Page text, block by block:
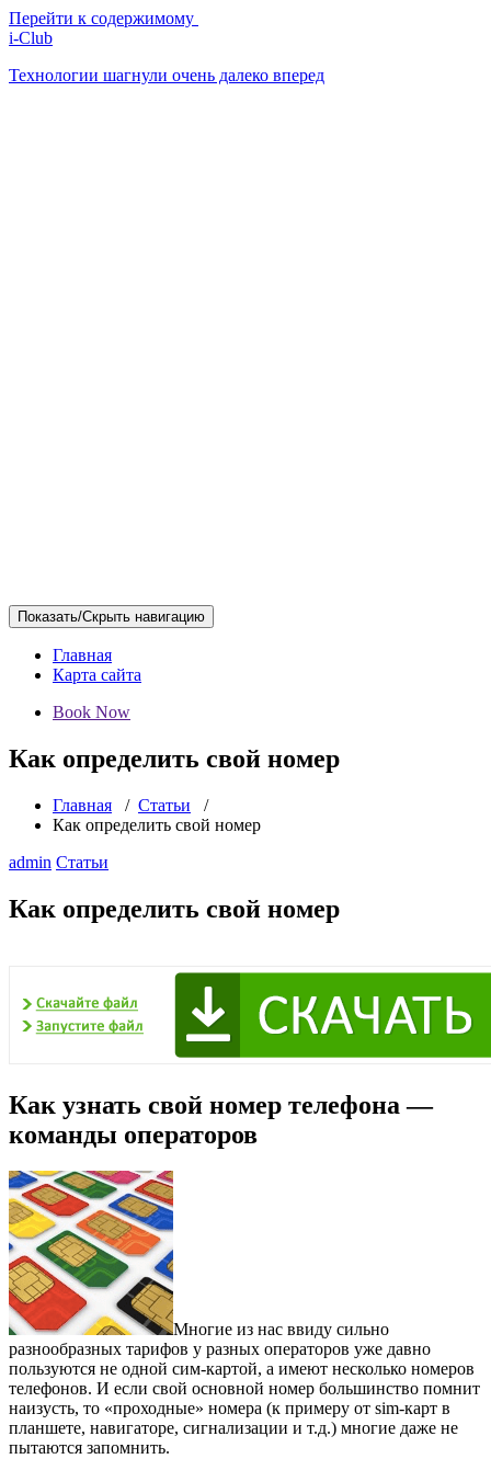
Перейти к содержимому
i-Club
Технологии шагнули очень далеко вперед
Показать/Скрыть навигацию
Главная
Карта сайта
Book Now
Как определить свой номер
Главная / Статьи /
Как определить свой номер
admin Статьи
Как определить свой номер
Как узнать свой номер телефона —
команды операторов
Многие из нас ввиду сильно
разнообразных тарифов у разных операторов уже давно
пользуются не одной сим-картой, а имеют несколько номеров
телефонов. И если свой основной номер большинство помнит
наизусть, то «проходные» номера (к примеру от sim-карт в
планшете, навигаторе, сигнализации и т.д.) многие даже не
пытаются запомнить.